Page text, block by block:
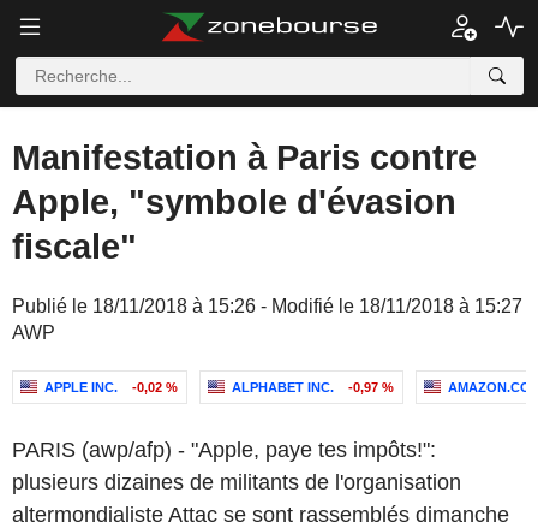
Manifestation à Paris contre
Apple, "symbole d'évasion
fiscale"
Publié le 18/11/2018 à 15:26 - Modifié le 18/11/2018 à 15:27
AWP
APPLE INC. -0,02 % ALPHABET INC. -0,97 %
PARIS (awp/afp) - "Apple, paye tes impôts!":
plusieurs dizaines de militants de l'organisation
altermondialiste Attac se sont rassemblés dimanche